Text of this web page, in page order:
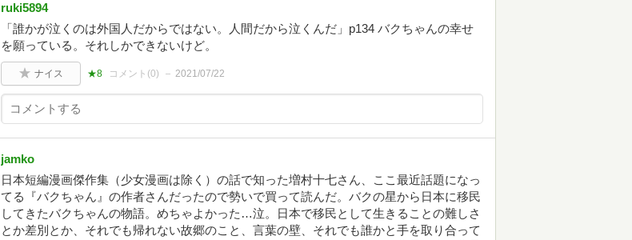
ruki5894
「誰かが泣くのは外国人だからではない。人間だから泣くんだ」p134 バクちゃんの幸せ
を願っている。それしかできないけど。
ナイス ★8 コメント(0) 2021/07/22
jamko
日本短編漫画傑作集（少女漫画は除く）の話で知った増村十七さん、ここ最近話題になっ
てる『バクちゃん』の作者さんだったので勢いで買って読んだ。バクの星から日本に移民
してきたバクちゃんの物語。めちゃよかった…泣。日本で移民として生きることの難しさ
とか差別とか、それでも帰れない故郷のこと、言葉の壁、それでも誰かと手を取り合って